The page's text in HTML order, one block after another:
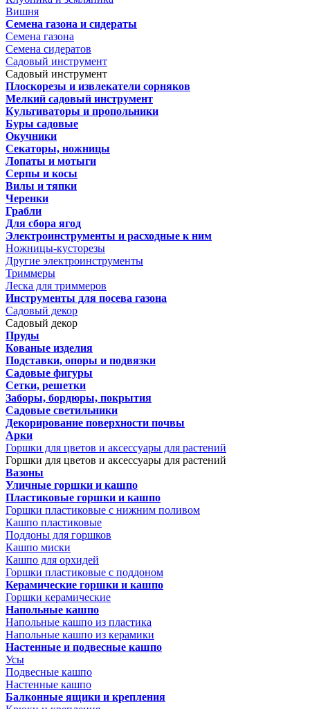
Вишня
Семена газона и сидераты
Семена газона
Семена сидератов
Садовый инструмент
Садовый инструмент
Плоскорезы и извлекатели сорняков
Мелкий садовый инструмент
Культиваторы и пропольники
Буры садовые
Окучники
Секаторы, ножницы
Лопаты и мотыги
Серпы и косы
Вилы и тяпки
Черенки
Грабли
Для сбора ягод
Электроинструменты и расходные к ним
Ножницы-кусторезы
Другие электроинструменты
Триммеры
Леска для триммеров
Инструменты для посева газона
Садовый декор
Садовый декор
Пруды
Кованые изделия
Подставки, опоры и подвязки
Садовые фигуры
Сетки, решетки
Заборы, бордюры, покрытия
Садовые светильники
Декорирование поверхности почвы
Арки
Горшки для цветов и аксессуары для растений
Горшки для цветов и аксессуары для растений
Вазоны
Уличные горшки и кашпо
Пластиковые горшки и кашпо
Горшки пластиковые с нижним поливом
Кашпо пластиковые
Поддоны для горшков
Кашпо миски
Кашпо для орхидей
Горшки пластиковые с поддоном
Керамические горшки и кашпо
Горшки керамические
Напольные кашпо
Напольные кашпо из пластика
Напольные кашпо из керамики
Настенные и подвесные кашпо
Усы
Подвесные кашпо
Настенные кашпо
Балконные ящики и крепления